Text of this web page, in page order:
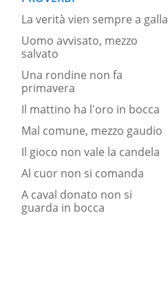
La verità vien sempre a galla
Uomo avvisato, mezzo
salvato
Una rondine non fa
primavera
Il mattino ha l'oro in bocca
Mal comune, mezzo gaudio
Il gioco non vale la candela
Al cuor non si comanda
A caval donato non si
guarda in bocca